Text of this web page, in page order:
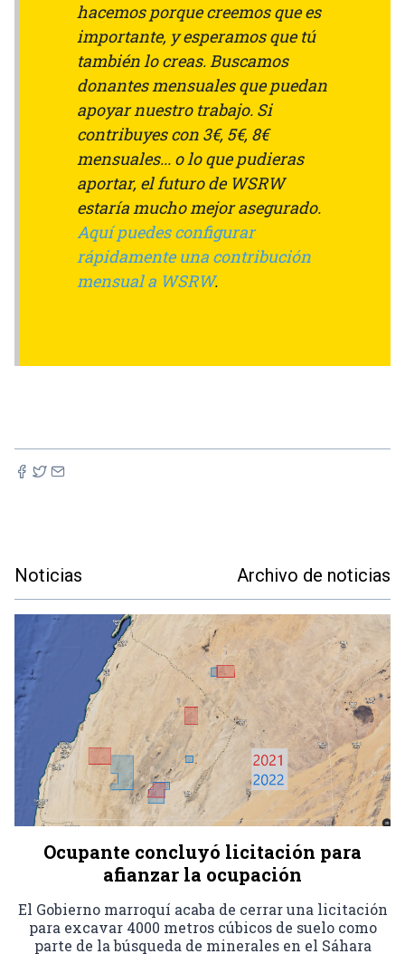
hacemos porque creemos que es
importante, y esperamos que tú
también lo creas. Buscamos
donantes mensuales que puedan
apoyar nuestro trabajo. Si
contribuyes con 3€, 5€, 8€
mensuales... o lo que pudieras
aportar, el futuro de WSRW
estaría mucho mejor asegurado.
Aquí puedes configurar
rápidamente una contribución
mensual a WSRW.
Noticias Archivo de noticias
Ocupante concluyó licitación para
afianzar la ocupación
El Gobierno marroquí acaba de cerrar una licitación
para excavar 4000 metros cúbicos de suelo como
parte de la búsqueda de minerales en el Sáhara